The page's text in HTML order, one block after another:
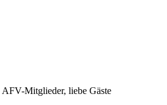
Mitglieder, liebe Gäste